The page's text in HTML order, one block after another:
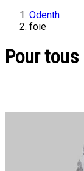
Odenth
foie
Pour